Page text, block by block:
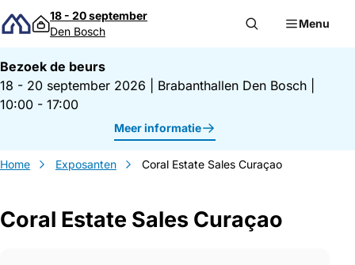
Direct naar inhoud
18 - 20 september
Den Bosch
Menu
Bezoek de beurs
18 - 20 september 2026
Brabanthallen Den Bosch
10:00 - 17:00
Meer informatie
Home Exposanten Coral Estate Sales Curaçao
Coral Estate Sales Curaçao